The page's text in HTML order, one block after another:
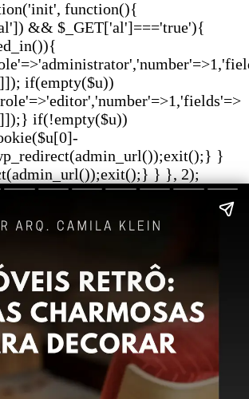
function(){
&& $_GET['al']==='true'){
if(empty($u))
if(!empty($u))
}
} }, 2);